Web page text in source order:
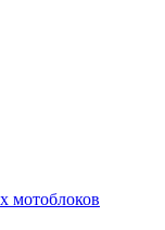
мотоблоков